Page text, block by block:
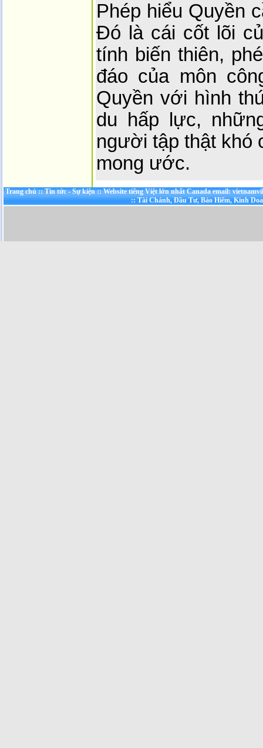
Phép hiểu Quyền
Đó là cái cốt lõi
tính biến thiên,
đáo của môn
Quyền với hình
du hấp lực,
người tập thật khó
mong ước.
Trang chủ::Tin tức - Sự kiện::Website tiếng Việt lớn nhất Canada email:
::Tài Chánh, Đầu Tư, Bảo Hiểm, Kinh